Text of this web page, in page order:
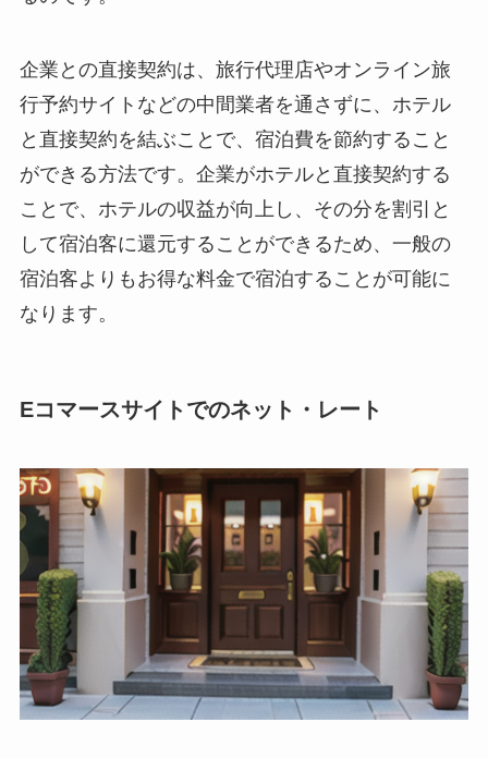
企業との直接契約は、旅行代理店やオンライン旅
行予約サイトなどの中間業者を通さずに、ホテル
と直接契約を結ぶことで、宿泊費を節約すること
ができる方法です。企業がホテルと直接契約する
ことで、ホテルの収益が向上し、その分を割引と
して宿泊客に還元することができるため、一般の
宿泊客よりもお得な料金で宿泊することが可能に
なります。
Eコマースサイトでのネット・レート